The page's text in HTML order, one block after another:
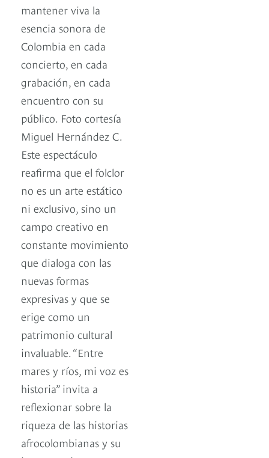
mantener viva la
esencia sonora de
Colombia en cada
concierto, en cada
grabación, en cada
encuentro con su
público. Foto cortesía
Miguel Hernández C.
Este espectáculo
reafirma que el folclor
no es un arte estático
ni exclusivo, sino un
campo creativo en
constante movimiento
que dialoga con las
nuevas formas
expresivas y que se
erige como un
patrimonio cultural
invaluable. “Entre
mares y ríos, mi voz es
historia” invita a
reflexionar sobre la
riqueza de las historias
afrocolombianas y su